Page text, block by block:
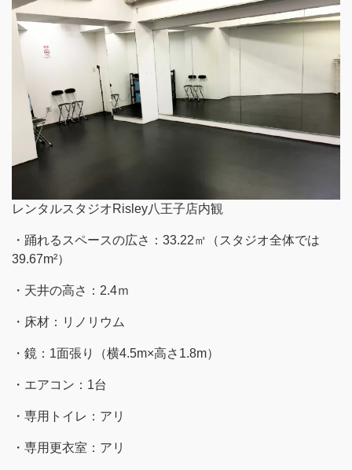
レンタルスタジオRisley八王子店内観
・踊れるスペースの広さ：33.22㎡（スタジオ全体では
39.67m²）
・天井の高さ：2.4ｍ
・床材：リノリウム
・鏡：1面張り（横4.5m×高さ1.8m）
・エアコン：1台
・専用トイレ：アリ
・専用更衣室：アリ